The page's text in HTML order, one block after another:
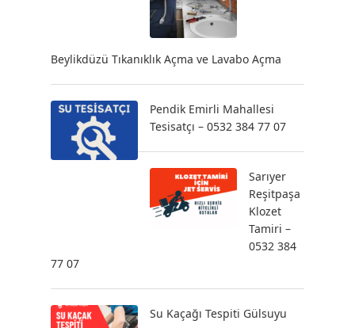
Beylikdüzü Tıkanıklık Açma ve Lavabo Açma
Pendik Emirli Mahallesi
Tesisatçı – 0532 384 77 07
Sarıyer
Reşitpaşa
Klozet
Tamiri –
0532 384
77 07
Su Kaçağı Tespiti Gülsuyu